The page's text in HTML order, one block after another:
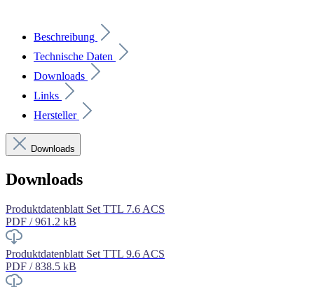
Beschreibung
Technische Daten
Downloads
Links
Hersteller
Downloads
Downloads
Produktdatenblatt Set TTL 7.6 ACS
PDF / 961.2 kB
Produktdatenblatt Set TTL 9.6 ACS
PDF / 838.5 kB